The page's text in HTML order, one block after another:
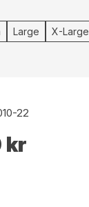
Large X-Large
22
kr